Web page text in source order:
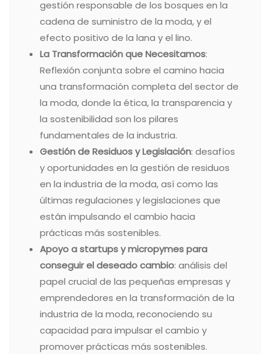
gestión responsable de los bosques en la
cadena de suministro de la moda, y el
efecto positivo de la lana y el lino.
La Transformación que Necesitamos:
Reflexión conjunta sobre el camino hacia
una transformación completa del sector de
la moda, donde la ética, la transparencia y
la sostenibilidad son los pilares
fundamentales de la industria.
Gestión de Residuos y Legislación: desafíos
y oportunidades en la gestión de residuos
en la industria de la moda, así como las
últimas regulaciones y legislaciones que
están impulsando el cambio hacia
prácticas más sostenibles.
Apoyo a startups y micropymes para
conseguir el deseado cambio: análisis del
papel crucial de las pequeñas empresas y
emprendedores en la transformación de la
industria de la moda, reconociendo su
capacidad para impulsar el cambio y
promover prácticas más sostenibles.